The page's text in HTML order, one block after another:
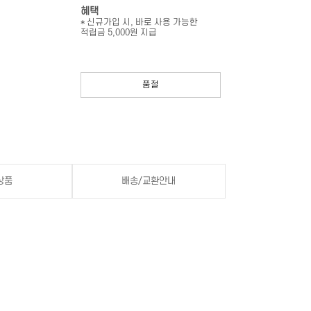
혜택
* 신규가입 시, 바로 사용 가능한
적립금 5,000원 지급
품절
품 배송/교환안내